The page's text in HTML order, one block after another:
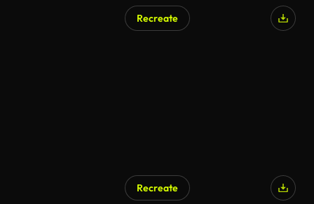
Recreate
Recreate